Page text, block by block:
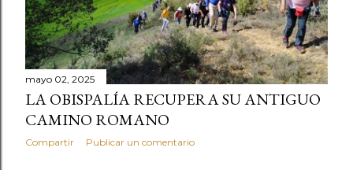
mayo 02, 2025
LA OBISPALÍA RECUPERA SU ANTIGUO
CAMINO ROMANO
Compartir Publicar un comentario